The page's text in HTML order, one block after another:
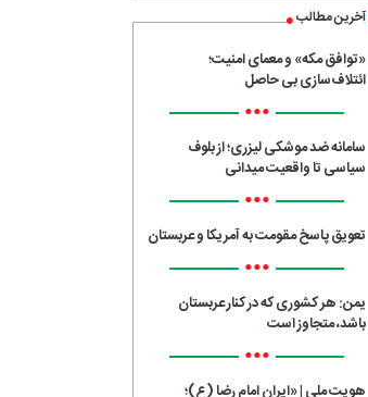
آخرین مطالب
«توافق مکه» و معمای امنیت؛
ائتلاف‌سازی بی حاصل
•••
سامانه ضد موشکی لیزری؛ از بلوف
سیاسی تا واقعیت میدانی
•••
تعویق پاسخ مقومت به آمریکا و عربستان
•••
یمن: هر کشوری که در کنار عربستان
باشد، متجاوز است
•••
هویت ملی | «ایران امام رضا (ع)؛